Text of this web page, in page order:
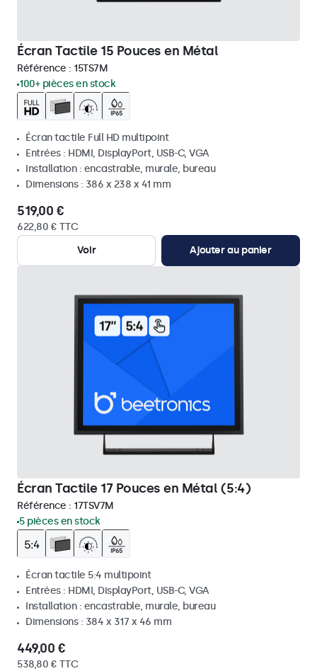
Écran Tactile 15 Pouces en Métal
Référence : 15TS7M
100+ pièces en stock
Écran tactile Full HD multipoint
Entrées : HDMI, DisplayPort, USB-C, VGA
Installation : encastrable, murale, bureau
Dimensions : 386 x 238 x 41 mm
519,00 €
622,80 € TTC
Voir
Ajouter au panier
Écran Tactile 17 Pouces en Métal (5:4)
Référence : 17TSV7M
5 pièces en stock
Écran tactile 5:4 multipoint
Entrées : HDMI, DisplayPort, USB-C, VGA
Installation : encastrable, murale, bureau
Dimensions : 384 x 317 x 46 mm
449,00 €
538,80 € TTC